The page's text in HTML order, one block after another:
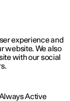
experience and
website. We also
with our social
Active